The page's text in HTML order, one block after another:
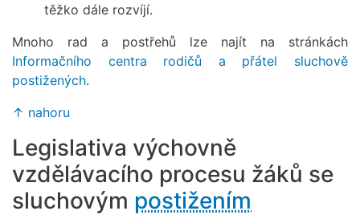
těžko dále rozvíjí.
Mnoho rad a postřehů lze najít na stránkách
Informačního centra rodičů a přátel sluchově
postižených.
↑ nahoru
Legislativa výchovně
vzdělávacího procesu žáků se
sluchovým postižením